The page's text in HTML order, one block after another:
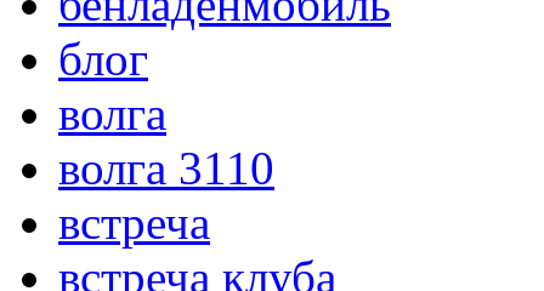
блог
волга
волга 3110
встреча
встреча клуба